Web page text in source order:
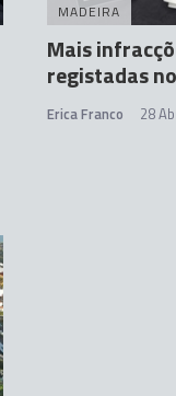
MADEIRA
Mais
registadas
Erica Franco 28